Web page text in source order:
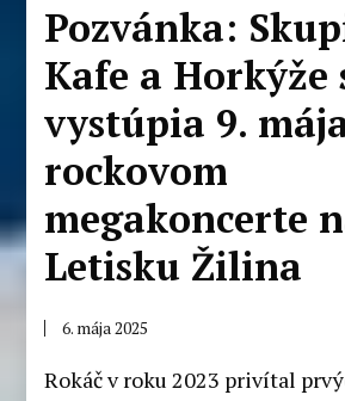
Pozvánka:
Kafe a Horkýže
vystúpia 9.
rockovom
megakoncerte
Letisku Žilina
6. mája 2025
Rokáč v roku 2023 privítal